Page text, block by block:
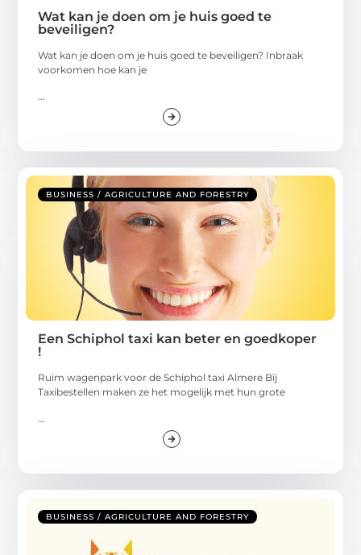
Wat kan je doen om je huis goed te
beveiligen?
Wat kan je doen om je huis goed te beveiligen? Inbraak
voorkomen hoe kan je
BUSINESS / AGRICULTURE AND FORESTRY
Een Schiphol taxi kan beter en goedkoper
!
Ruim wagenpark voor de Schiphol taxi Almere Bij
Taxibestellen maken ze het mogelijk met hun grote
BUSINESS / AGRICULTURE AND FORESTRY